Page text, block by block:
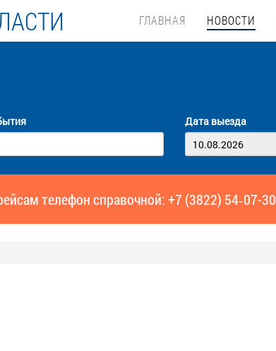
ГЛАВНАЯ НОВОСТИ
Дата выезда
телефон справочной: +7 (3822) 54‑07-30